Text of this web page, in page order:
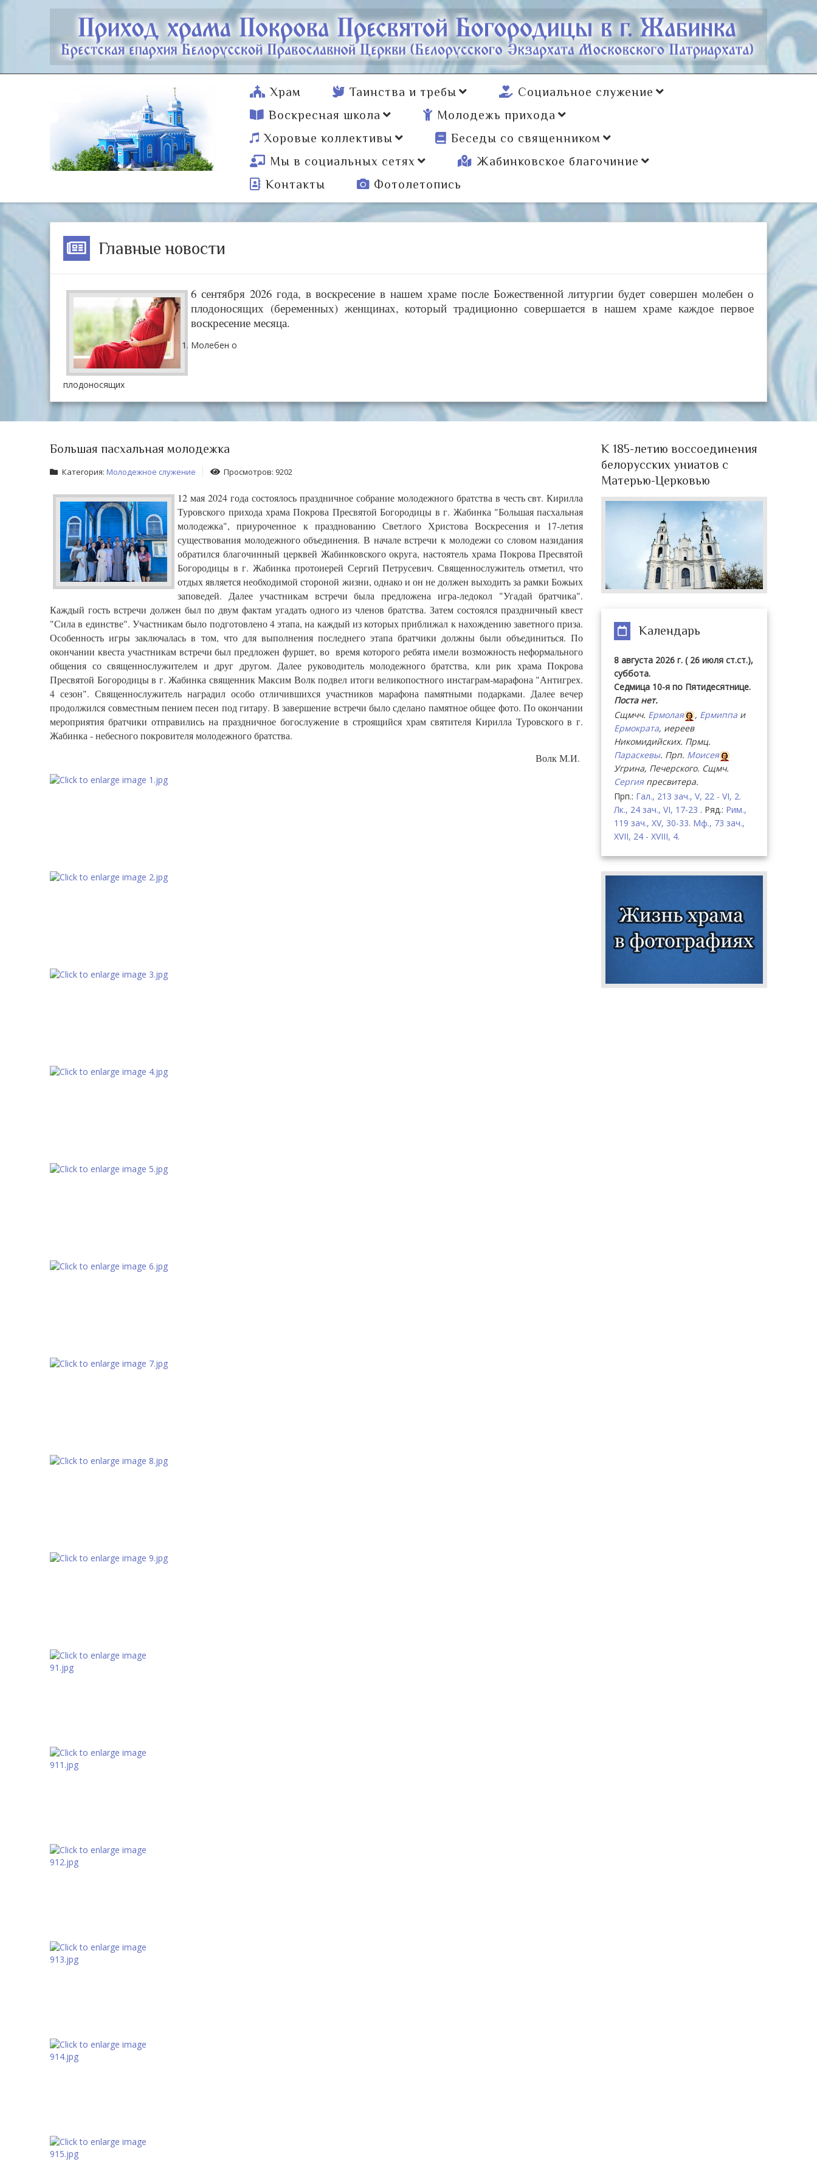
Храм Таинства и требы
Социальное служение
Воскресная школа
Молодежь прихода
Хоровые коллективы
Беседы со священником
Мы в социальных сетях
Жабинковское благочиние
Контакты
Фотолетопись
Главные новости
6 сентября 2026 года, в воскресение в нашем храме после Божественной литургии будет совершен молебен о
плодоносящих (беременных) женщинах, который традиционно совершается в нашем храме каждое первое
воскресение месяца.
Молебен о
плодоносящих
Большая пасхальная молодежка
Категория: Молодежное служение Просмотров: 9202
12 мая 2024 года состоялось праздничное собрание молодежного братства в честь свт. Кирилла
Туровского прихода храма Покрова Пресвятой Богородицы в г. Жабинка "Большая пасхальная
молодежка", приуроченное к празднованию Светлого Христова Воскресения и 17-летия
существования молодежного объединения. В начале встречи к молодежи со словом назидания
обратился благочинный церквей Жабинковского округа, настоятель храма Покрова Пресвятой
Богородицы в г. Жабинкапротоиерей Сергий Петрусевич. Священнослужитель отметил, что
отдых является необходимой стороной жизни, однако и он не должен выходить за рамки Божьих
заповедей. Далее участникам встречи была предложена игра-ледокол "Угадай братчика".
Каждый гость встречи должен был по двум фактам угадать одного из членов братства. Затем состоялся праздничный квест
"Сила в единстве". Участникам было подготовлено 4 этапа, на каждый из которых приближал к нахождению заветного приза.
Особенность игры заключалась в том, что для выполнения последнего этапа братчики должны были объединиться. По
окончании квеста участникам встречи был предложен фуршет, во время которого ребята имели возможность неформального
общения со священнослужителем и друг другом. Далее руководитель молодежного братства, кли рик храма Покрова
Пресвятой Богородицы в г. Жабинка священник Максим Волк подвел итоги великопостного инстаграм-марафона "Антигрех.
4 сезон". Священнослужитель наградил особо отличившихся участников марафона памятными подарками. Далее вечер
продолжился совместным пением песен под гитару. В завершение встречи было сделано памятное общее фото. По окончании
мероприятия братчики отправились на праздничное богослужение в строящийся храм святителя Кирилла Туровского в г.
Жабинка - небесного покровителя молодежного братства.
Волк М.И.
К 185-летию воссоединения
белорусских униатов с
Матерью-Церковью
Календарь
8 августа 2026 г. ( 26 июля ст.ст.),
суббота.
Седмица 10-я по Пятидесятнице.
Поста нет.
Сщмчч. Ермолая , Ермиппа и
Ермократа, иереев
Никомидийских. Прмц.
Параскевы. Прп. Моисея
Угрина, Печерского. Сщмч.
Сергияпресвитера.
Прп.: Гал., 213 зач., V, 22 - VI, 2.
Лк., 24 зач., VI, 17-23 . Ряд.: Рим.,
119 зач., XV, 30-33. Мф., 73 зач.,
XVII, 24 - XVIII, 4.